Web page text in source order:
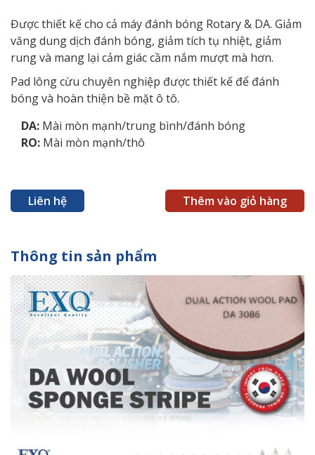
Được thiết kế cho cả máy đánh bóng Rotary & DA. Giảm
văng dung dịch đánh bóng, giảm tích tụ nhiệt, giảm
rung và mang lại cảm giác cầm nắm mượt mà hơn.
Pad lông cừu chuyên nghiệp được thiết kế để đánh
bóng và hoàn thiện bề mặt ô tô.
DA: Mài mòn mạnh/trung bình/đánh bóng
RO: Mài mòn mạnh/thô
Liên hệ Thêm vào giỏ hàng
Thông tin sản phẩm